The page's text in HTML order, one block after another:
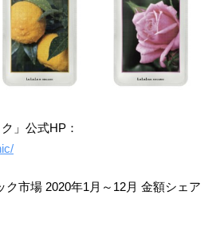
」公式HP：
市場 2020年1月～12月 金額シェア